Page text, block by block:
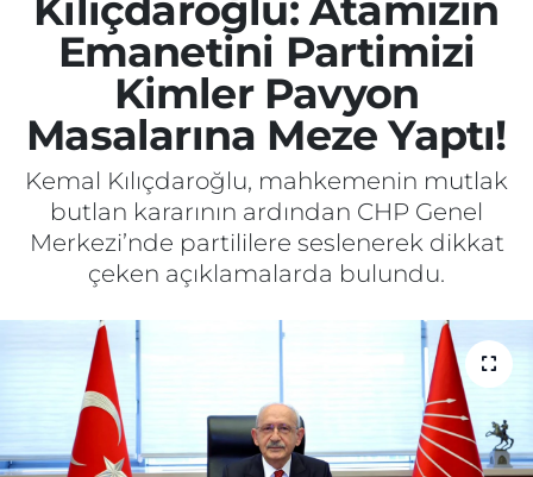
Emanetini Partimizi
Kimler Pavyon
Masalarına Meze Yaptı!
Kemal Kılıçdaroğlu, mahkemenin mutlak
butlan kararının ardından CHP Genel
Merkezi’nde partililere seslenerek dikkat
çeken açıklamalarda bulundu.
SİYASET
EKONOMİ
SAĞLIK
EĞİTİM
MAGAZİN
ESKİŞEHİRSPOR
Künye
Tüm Manşetler
Son Dakika Haberleri
Haber Arşivi